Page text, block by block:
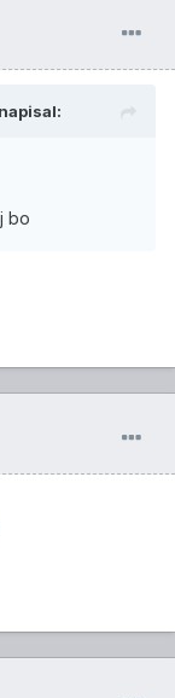
na tla, da niti
preglej, ker
posuši, da
napisal:
bo